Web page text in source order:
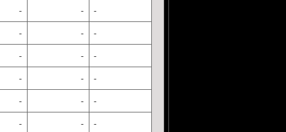
- - -
- - -
- - -
- - -
- - -
- - -